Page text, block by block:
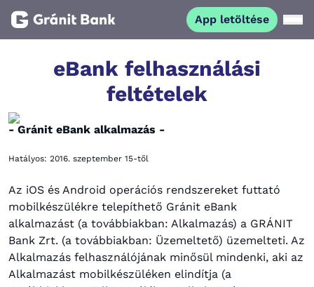
App letöltése
Magánszemélyeknek
Vállalkozásoknak
Befektetőknek
Kapcsolat
Netbank App letöltése
eBank felhasználási
feltételek
- Gránit eBank alkalmazás -
Hatályos: 2016. szeptember 15-től
Az iOS és Android operációs rendszereket futtató
mobilkészülékre telepíthető Gránit eBank
alkalmazást (a továbbiakban: Alkalmazás) a GRÁNIT
Bank Zrt. (a továbbiakban: Üzemeltető) üzemelteti. Az
Alkalmazás felhasználójának minősül mindenki, aki az
Alkalmazást mobilkészüléken elindítja (a